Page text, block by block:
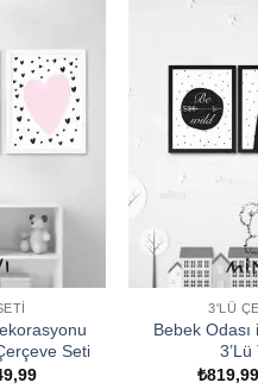
Seti
Fiyat
3'LÜ
Bebek
₺819,99